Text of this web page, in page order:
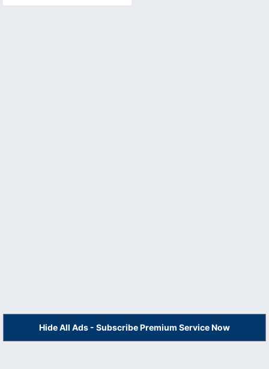
Hide All Ads - Subscribe Premium Service Now